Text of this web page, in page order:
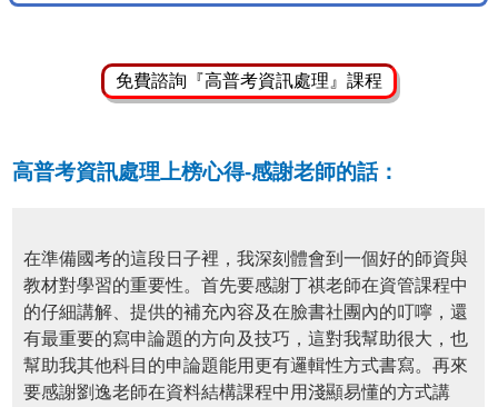
免費諮詢『高普考資訊處理』課程
高普考資訊處理上榜心得-感謝老師的話：
在準備國考的這段日子裡，我深刻體會到一個好的師資與
教材對學習的重要性。首先要感謝丁祺老師在資管課程中
的仔細講解、提供的補充內容及在臉書社團內的叮嚀，還
有最重要的寫申論題的方向及技巧，這對我幫助很大，也
幫助我其他科目的申論題能用更有邏輯性方式書寫。再來
要感謝劉逸老師在資料結構課程中用淺顯易懂的方式講